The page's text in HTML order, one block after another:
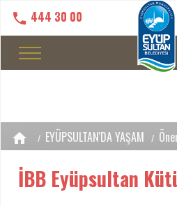
444 30 00
EYÜPSULTAN'DA YAŞAM
İBB Eyüpsultan